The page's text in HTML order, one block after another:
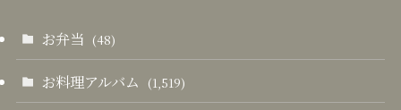
お弁当 (48)
お料理アルバム (1,519)